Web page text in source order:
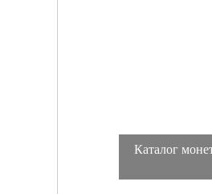
Каталог